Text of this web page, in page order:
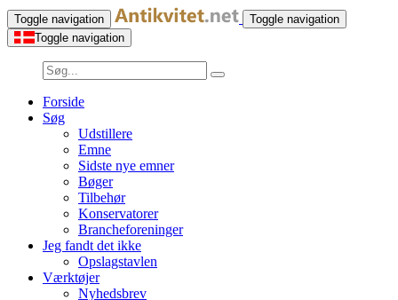
Toggle navigation
Toggle navigation
Toggle navigation
Forside
Søg
Udstillere
Emne
Sidste nye emner
Bøger
Tilbehør
Konservatorer
Brancheforeninger
Jeg fandt det ikke
Opslagstavlen
Værktøjer
Nyhedsbrev